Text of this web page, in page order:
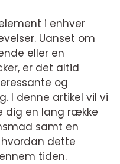
i enhver
Uanset om
eller en
er det altid
og
I denne artikel vil vi
dig en lang række
samt en
dette
tiden.